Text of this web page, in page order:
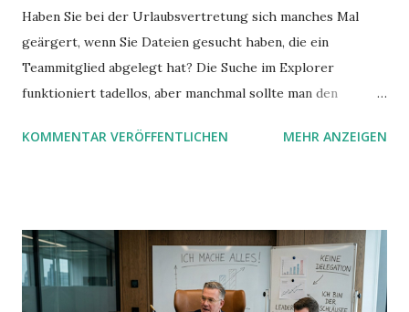
Haben Sie bei der Urlaubsvertretung sich manches Mal
geärgert, wenn Sie Dateien gesucht haben, die ein
Teammitglied abgelegt hat? Die Suche im Explorer
funktioniert tadellos, aber manchmal sollte man den
mit UND oder ODER oder NICHT... Das geht so einfach,
KOMMENTAR VERÖFFENTLICHEN MEHR ANZEIGEN